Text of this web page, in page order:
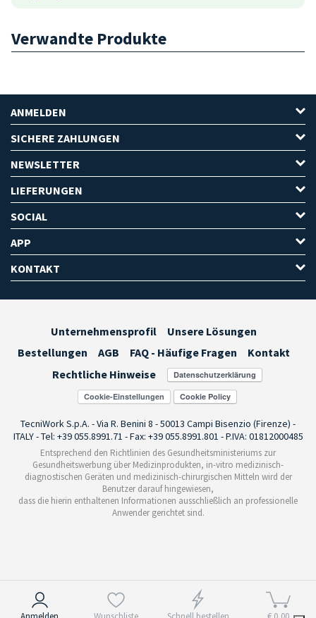
Verwandte Produkte
ANMELDEN
SICHERE ZAHLUNGEN
NEWSLETTER
LIEFERUNGEN
SOCIAL
APP
KONTAKT
Unternehmensprofil
Unsere Lösungen
Bestellungen
AGB FAQ - Häufige Fragen
Kontakt
Rechtliche Hinweise
Cookie-Einstellungen
TecniWork S.p.A. - Via R. Benini 8 - 50013 Campi Bisenzio (Firenze) -
ITALY - Tel: +39 055.8991.71 - Fax: +39 055.8991.801 - P.IVA: 01812000485
Entsprechend den Richtlinien des Gesundheitsministeriums zur
Gesundheitswerbung über Medizinprodukten, in-vitro medizinisch-
diagnostischen Geräten und medizinisch-chirurgischen Mitteln wird der
Benutzer darauf hingewiesen,
dass die hierin enthaltenen Informationen ausschließlich an professionelle
Anwender gerichtet sind.
Hinweis bei Erhebung